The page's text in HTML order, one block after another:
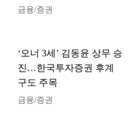
금융/증권
‘오너 3세’ 김동윤 상무 승
진…한국투자증권 후계
구도 주목
금융/증권